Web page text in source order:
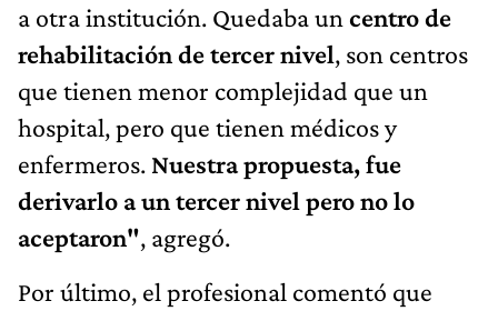
a otra institución. Quedaba un centro de
rehabilitación de tercer nivel, son centros
que tienen menor complejidad que un
hospital, pero que tienen médicos y
enfermeros. Nuestra propuesta, fue
derivarlo a un tercer nivel pero no lo
aceptaron", agregó.
Por último, el profesional comentó que